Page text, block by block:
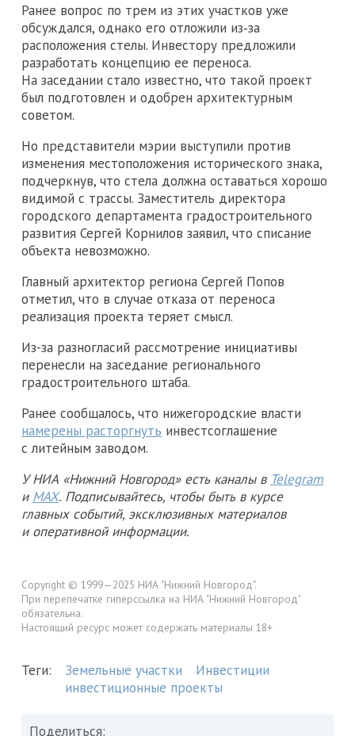
Ранее вопрос по трем из этих участков уже
обсуждался, однако его отложили из‑за
расположения стелы. Инвестору предложили
разработать концепцию ее переноса.
На заседании стало известно, что такой проект
был подготовлен и одобрен архитектурным
советом.
Но представители мэрии выступили против
изменения местоположения исторического знака,
подчеркнув, что стела должна оставаться хорошо
видимой с трассы. Заместитель директора
городского департамента градостроительного
развития Сергей Корнилов заявил, что списание
объекта невозможно.
Главный архитектор региона Сергей Попов
отметил, что в случае отказа от переноса
реализация проекта теряет смысл.
Из-за разногласий рассмотрение инициативы
перенесли на заседание регионального
градостроительного штаба.
Ранее сообщалось, что нижегородские власти
намерены расторгнуть инвестсоглашение
с литейным заводом.
У НИА «Нижний Новгород» есть каналы в Telegram
и MAX. Подписывайтесь, чтобы быть в курсе
главных событий, эксклюзивных материалов
и оперативной информации.
Copyright © 1999—2025 НИА "Нижний Новгород".
При перепечатке гиперссылка на НИА "Нижний Новгород"
обязательна.
Настоящий ресурс может содержать материалы 18+
Теги: Земельные участки
Инвестиции
инвестиционные проекты
Поделиться: